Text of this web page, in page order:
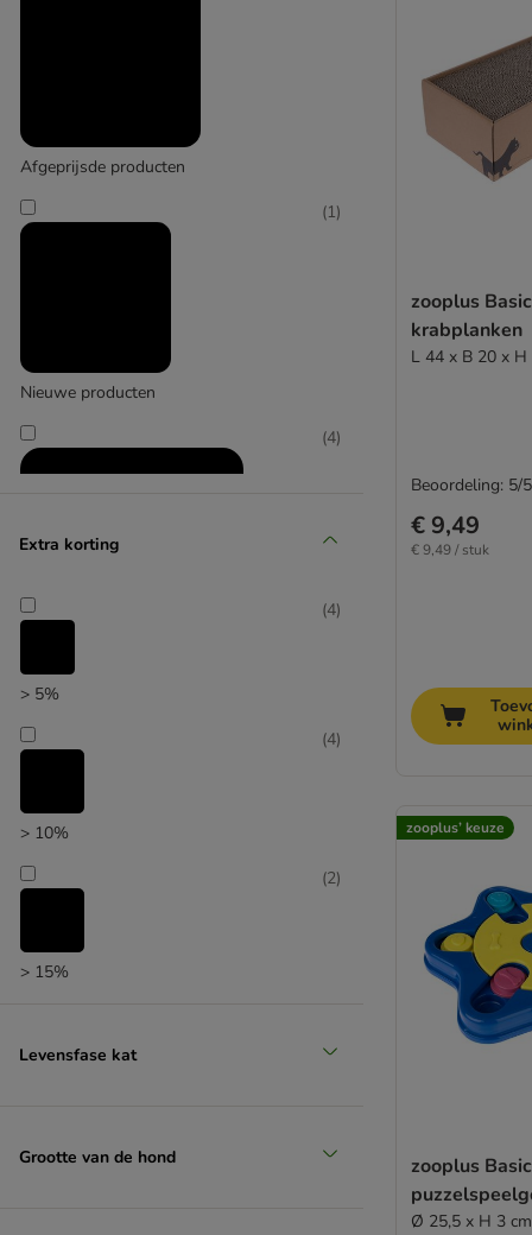
Afgeprijsde producten
Nieuwe producten
(1)
Producten met extra korting
(4)
zooplus’ keuze
(6)
Extra korting
> 5%
(4)
> 10%
(4)
> 15%
(2)
Levensfase kat
Grootte van de hond
zooplus
krabplanken
L 44 x B 20 x H
€ 9,49
€ 9,49 / stuk
Beoordeling: 5/5
zooplus’ keuze
zooplus
Ø 25,5 x H 3 cm